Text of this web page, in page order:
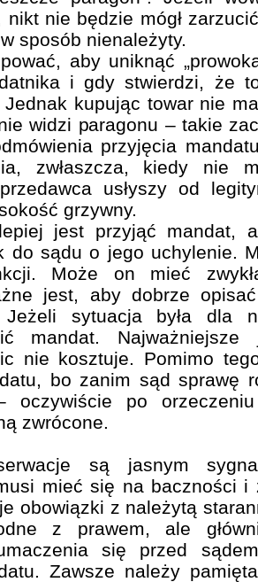
nie będzie mógł
sposób nienależyty.
aby uniknąć
i gdy stwierdzi, że
kupując towar nie
widzi paragonu – takie
przyjęcia
zwłaszcza, kiedy nie
usłyszy od
grzywny.
jest przyjąć mandat, a
do sądu o jego uchylenie.
Może on mieć
jest, aby dobrze
Jeżeli sytuacja była dla
mandat.
nie kosztuje. Pomimo
bo zanim sąd sprawę
oczywiście po
zwrócone.
są jasnym
mieć się na baczności i
obowiązki z należytą
z prawem, ale
się przed
Zawsze należy